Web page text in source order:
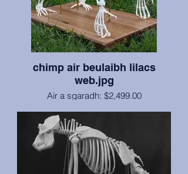
chimp air beulaibh lilacs
web.jpg
Air a sgaradh: $2,499.00
Tha chimpanzee fireann iomlan, inbheach
air a chuir an cèill le slatan umha, uèir
agus fuarain, agus air a chuir suas air
bunait daraich aig ìre àirneis le casters
airson gluasad furasta. Bho Oilthigh Stàite